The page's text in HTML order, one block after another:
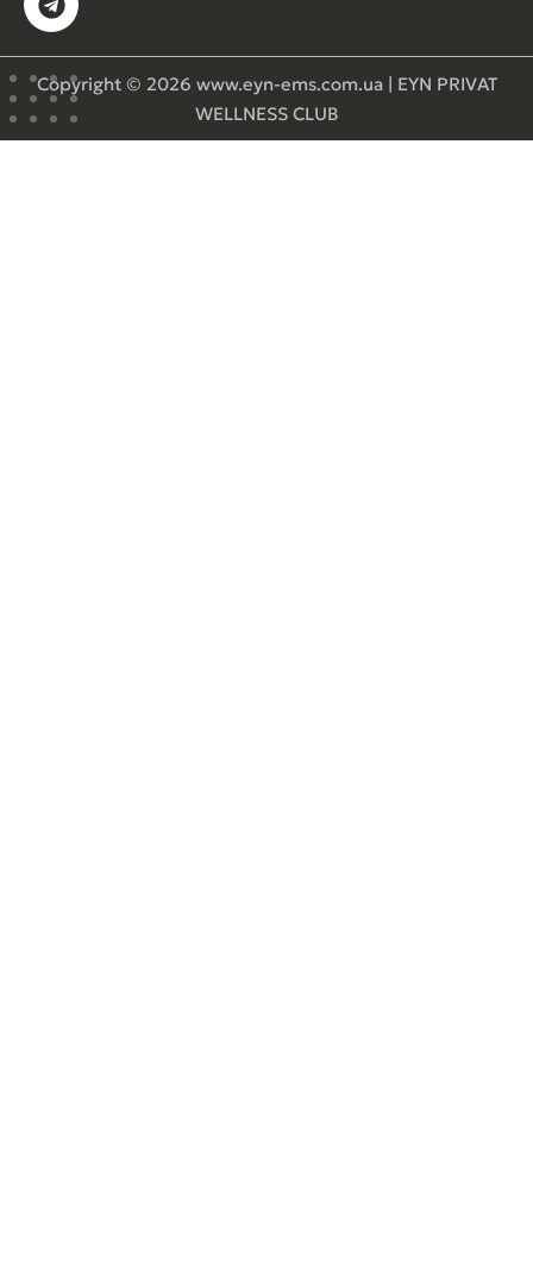
Copyright © 2026 www.eyn-ems.com.ua | EYN PRIVAT
WELLNESS CLUB